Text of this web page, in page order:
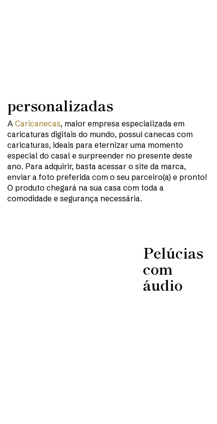
personalizadas
A Caricanecas, maior empresa especializada em
caricaturas digitais do mundo, possui canecas com
caricaturas, ideais para eternizar uma momento
especial do casal e surpreender no presente deste
ano. Para adquirir, basta acessar o site da marca,
enviar a foto preferida com o seu parceiro(a) e pronto!
O produto chegará na sua casa com toda a
comodidade e segurança necessária.
Pelúcias
com
áudio